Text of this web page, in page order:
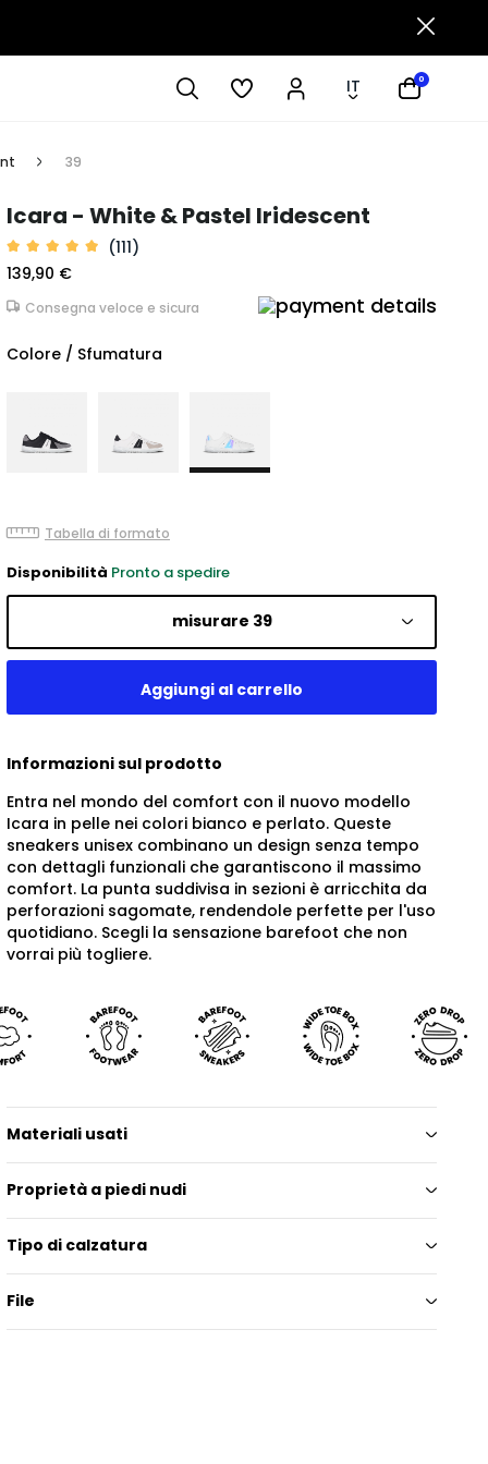
IT 0
39
Icara - White & Pastel Iridescent
(111)
139,90 €
Consegna veloce e sicura
Colore / Sfumatura
Tabella di formato
Disponibilità Pronto a spedire
misurare 39
Informazioni sul prodotto
Entra nel mondo del comfort con il nuovo modello
Icara in pelle nei colori bianco e perlato. Queste
sneakers unisex combinano un design senza tempo
con dettagli funzionali che garantiscono il massimo
comfort. La punta suddivisa in sezioni è arricchita da
perforazioni sagomate, rendendole perfette per l'uso
quotidiano. Scegli la sensazione barefoot che non
vorrai più togliere.
Materiali usati
Proprietà a piedi nudi
Tipo di calzatura
File